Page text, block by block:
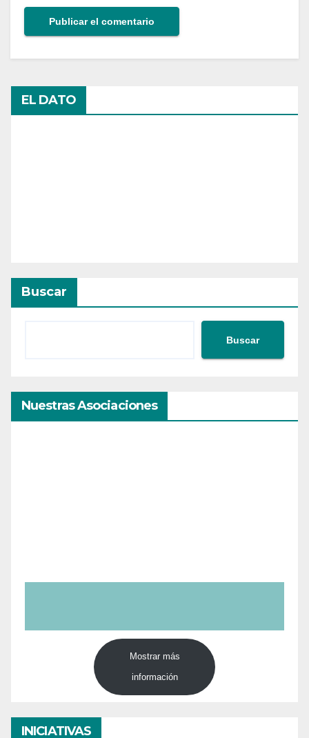
EL DATO
Buscar
Buscar
Nuestras Asociaciones
Mostrar más
información
INICIATIVAS